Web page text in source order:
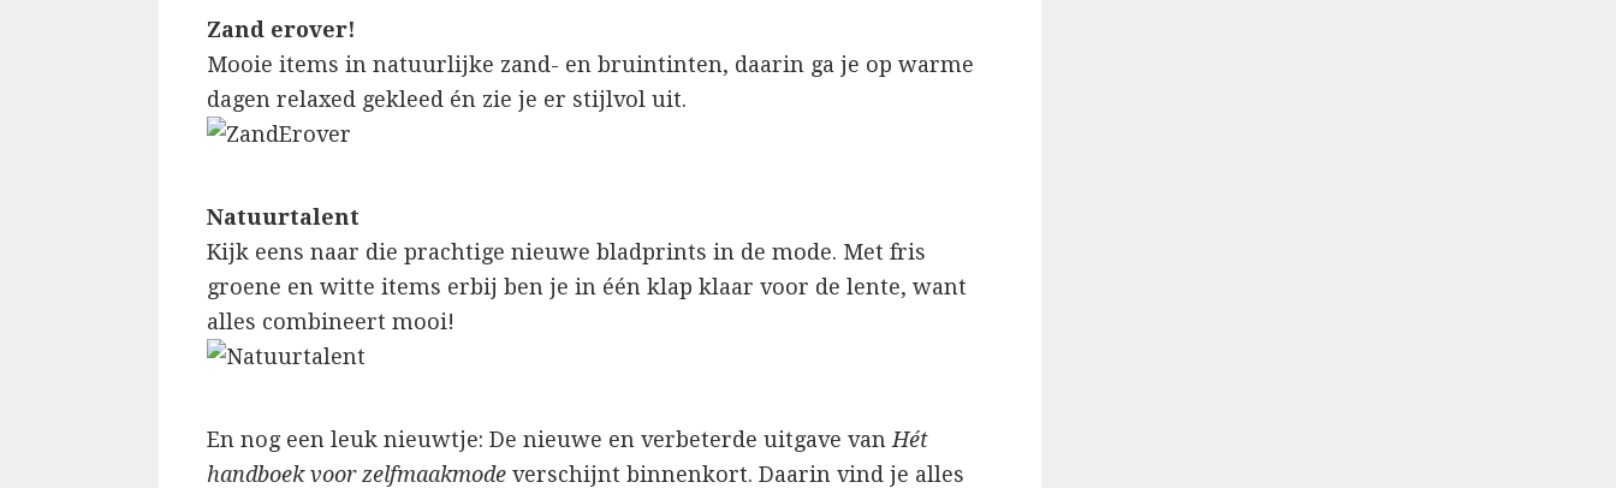
Zand erover!
Mooie items in natuurlijke zand- en bruintinten, daarin ga je op warme
dagen relaxed gekleed én zie je er stijlvol uit.
Natuurtalent
Kijk eens naar die prachtige nieuwe bladprints in de mode. Met fris
groene en witte items erbij ben je in één klap klaar voor de lente, want
alles combineert mooi!
En nog een leuk nieuwtje: De nieuwe en verbeterde uitgave van Hét
handboek voor zelfmaakmode verschijnt binnenkort. Daarin vind je alles